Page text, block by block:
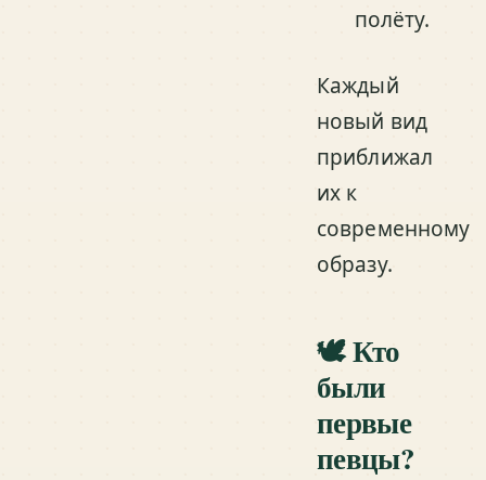
полёту.
Каждый
новый вид
приближал
их к
современному
образу.
🕊️ Кто
были
первые
певцы?